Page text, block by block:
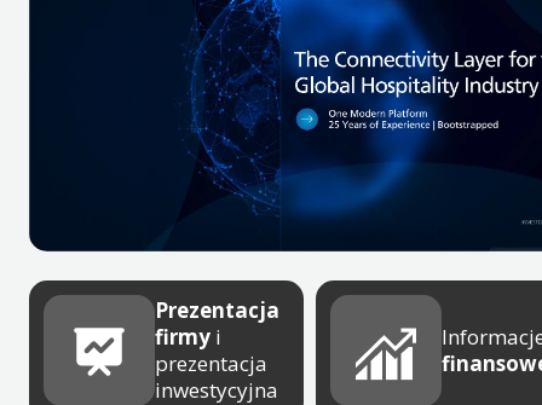
Prezentacja
firmy i
prezentacja
inwestycyjna